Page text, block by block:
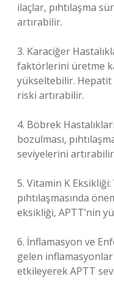
ilaçlar, pıhtılaşma
artırabilir.
3. Karaciğer
faktörlerini üretme
yükseltebilir.
riski artırabilir.
4. Böbrek
bozulması,
seviyelerini
5. Vitamin K
pıhtılaşmasında
eksikliği, APTT’nin
6. İnflamasyon ve
gelen inflamasyonlar
etkileyerek APTT